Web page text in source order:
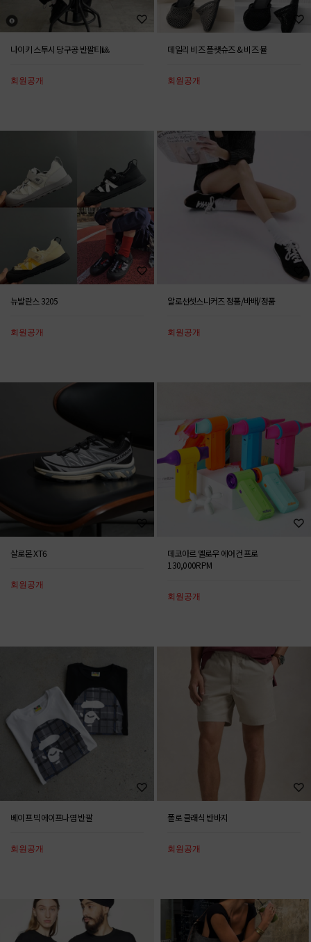
나이키 스투시 당구공 반팔티🎱
회원공개
데일리 비즈 플랫슈즈 & 비즈 뮬
회원공개
뉴발란스 3205
회원공개
알로선셋스니커즈 정품/바배/정품
회원공개
살로몬 XT6
회원공개
데코아르 멜로우 에어건 프로
130,000RPM
회원공개
베이프 빅에이프나염 반팔
회원공개
폴로 클래식 반바지
회원공개